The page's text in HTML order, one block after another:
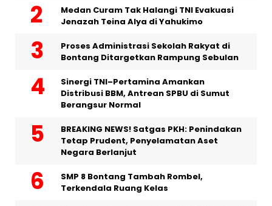
Medan Curam Tak Halangi TNI Evakuasi
Jenazah Teina Alya di Yahukimo
Proses Administrasi Sekolah Rakyat di
Bontang Ditargetkan Rampung Sebulan
Sinergi TNI–Pertamina Amankan
Distribusi BBM, Antrean SPBU di Sumut
Berangsur Normal
BREAKING NEWS! Satgas PKH: Penindakan
Tetap Prudent, Penyelamatan Aset
Negara Berlanjut
SMP 8 Bontang Tambah Rombel,
Terkendala Ruang Kelas